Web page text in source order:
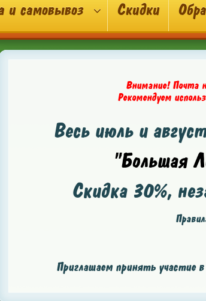
и самовывоз Скидки
Внимание! Почта
Рекомендуем
Весь июль и
"Большая
Скидка 30%,
Приглашаем принять участие